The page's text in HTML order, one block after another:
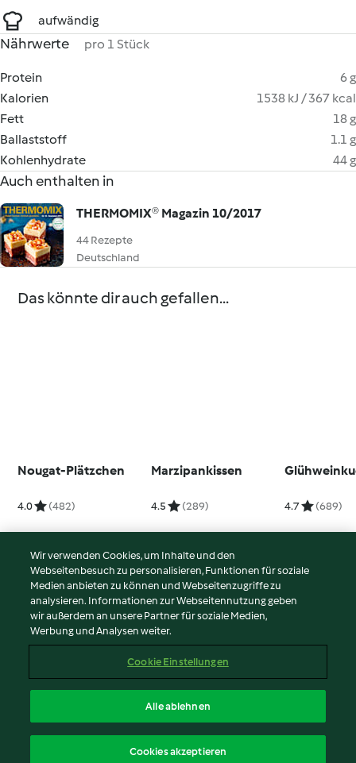
aufwändig
Nährwerte pro 1 Stück
Protein
6 g
Kalorien
1538 kJ / 367 kcal
Fett
18 g
Ballaststoff
1.1 g
Kohlenhydrate
44 g
Auch enthalten in
THERMOMIX® Magazin 10/2017
44 Rezepte
Deutschland
Das könnte dir auch gefallen...
Nougat-Plätzchen
4.0 (482)
Marzipankissen
4.5 (289) 4.7 (689)
© Copyright 2026
Nutzungsbedingungen
Datenschutzrichtlinien
Impressum
Inhalt melden
Wir verwenden Cookies, um Inhalte und den
Webseitenbesuch zu personalisieren, Funktionen für soziale
Medien anbieten zu können und Webseitenzugriffe zu
analysieren. Informationen zur Webseitennutzung geben
wir außerdem an unsere Partner für soziale Medien,
Werbung und Analysen weiter.
Cookie Einstellungen
Alle ablehnen
Cookies akzeptieren